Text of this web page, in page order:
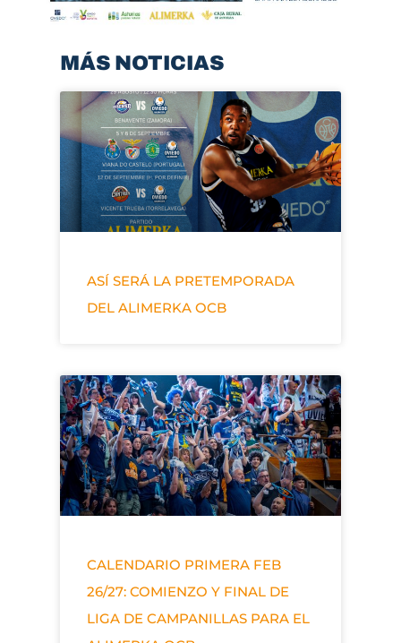
MÁS NOTICIAS
ASÍ SERÁ LA PRETEMPORADA
DEL ALIMERKA OCB
CALENDARIO PRIMERA FEB
26/27: COMIENZO Y FINAL DE
LIGA DE CAMPANILLAS PARA EL